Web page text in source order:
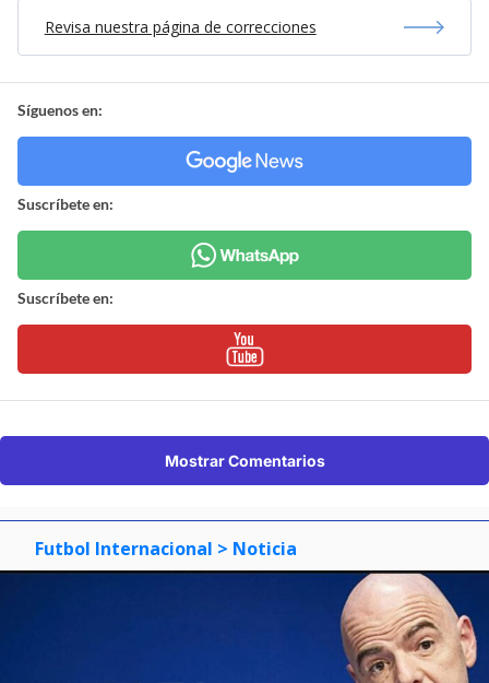
Revisa nuestra página de correcciones
Síguenos en:
Suscríbete en:
Suscríbete en:
Mostrar Comentarios
Futbol Internacional > Noticia